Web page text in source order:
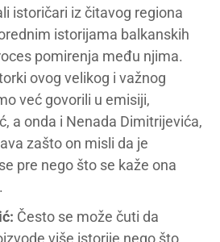
istoričari iz čitavog regiona
istorijama balkanskih
pomirenja među njima.
ovog velikog i važnog
već govorili u emisiji,
a onda i Nenada Dimitrijevića,
zašto on misli da je
pre nego što se kaže ona
Često se može čuti da
više istorije nego što